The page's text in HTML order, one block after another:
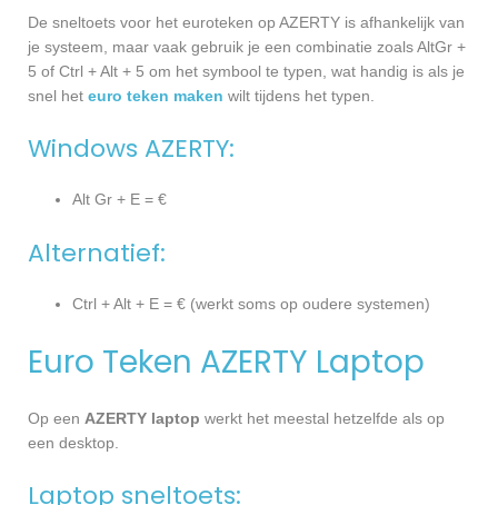
De sneltoets voor het euroteken op AZERTY is afhankelijk van
je systeem, maar vaak gebruik je een combinatie zoals AltGr +
5 of Ctrl + Alt + 5 om het symbool te typen, wat handig is als je
snel het euro teken maken wilt tijdens het typen.
Windows AZERTY:
Alt Gr + E = €
Alternatief:
Ctrl + Alt + E = € (werkt soms op oudere systemen)
Euro Teken AZERTY Laptop
Op een AZERTY laptop werkt het meestal hetzelfde als op
een desktop.
Laptop sneltoets: